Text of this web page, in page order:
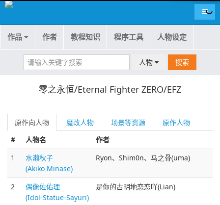
导航
作品 作者 教程知识 程序工具 人物设定
人物 搜索
零之永恒/Eternal Fighter ZERO/EFZ
原作向人物 魔改人物 场景等资源
原作人物
#
人物名
作者
1
水濑秋子
(Akiko Minase)
Ryon、Shim0n、马之骨(uma)
2
偶像佐佑理
(Idol-Statue-Sayuri)
是你的古明地恋恋吖(Lian)